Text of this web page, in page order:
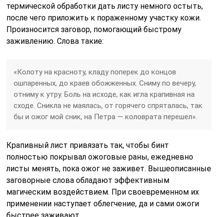
термической обработки дать листу немного остыть,
после чего приложить к пораженному участку кожи.
Произносится заговор, помогающий быстрому
заживлению. Слова такие:
«Колоту на красноту, кладу поперек до концов
ошпаренных, до краев обожженных. Сниму по вечеру,
отниму к утру. Боль на исходе, как игла крапивная на
сходе. Сникла не маялась, от горячего спряталась, так
бы и ожог мой сник, на Петра — коловрата перешел».
Крапивный лист привязать так, чтобы бинт
полностью покрывал ожоговые раны, ежедневно
листы менять, пока ожог не заживет. Вышеописанные
заговорные слова обладают эффективным
магическим воздействием. При своевременном их
применении наступает облегчение, да и сами ожоги